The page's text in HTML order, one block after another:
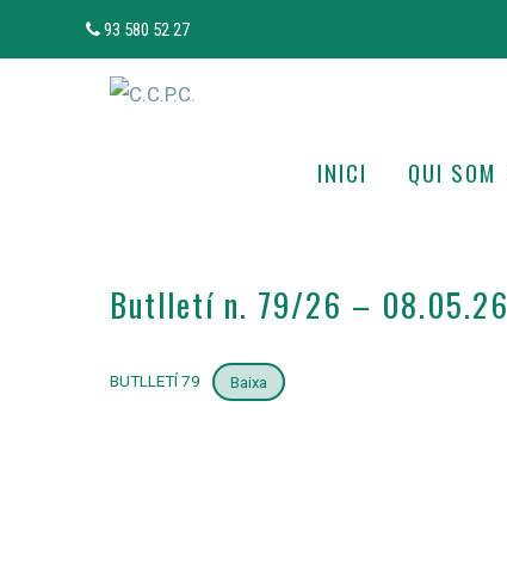
al
93 580 52 27
INICI QUI SOM
Butlletí n. 79/26 – 08.05.26
BUTLLETÍ 79 Baixa